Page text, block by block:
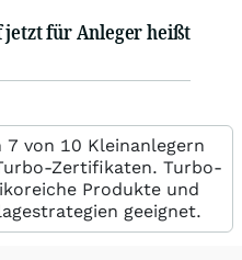
für Anleger heißt
von 10 Kleinanlegern
Zertifikaten. Turbo-
Produkte und
geeignet.